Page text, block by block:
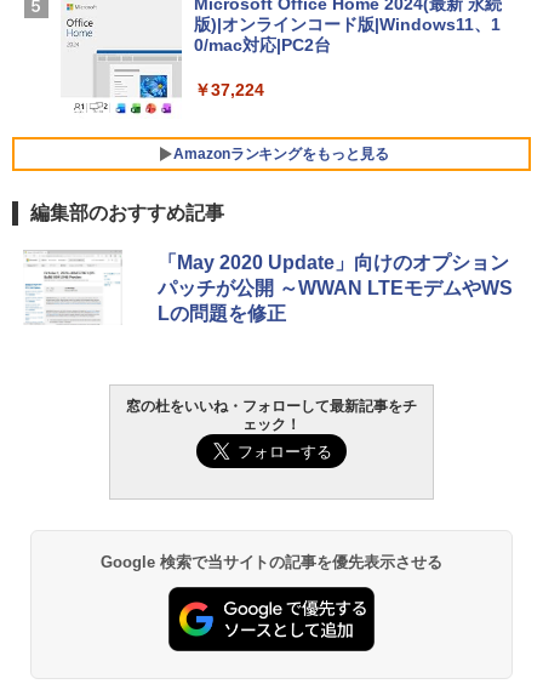
SSD インテル Core 5
￥129,800
ersonal/Copilotキー搭載/Win 11/15.6型/
Core i5/16GB/SSD 512GB/ホワイト) FM
版)|オンラインコード版|Windows11、1
0/mac対応|PC2台
￥37,224
Amazonランキングをもっと見る
生成AIパスポート公式テキスト 第４版
￥1,766
AIイラスト表現辞典: 思い通りの絵を引き
出す プロンプトの言葉 AI画像生成シリー
ズ (はぴーイラストLabo)
ClaudeCode いちばんやさしい 教科書:
方 マニュアル AI副業にもコンテンツ作成
にもKindle出版にも！ 非エンジニアのた
めのAIコーディング入門シリーズ
Amazon Kindle Paperwhite (16GB) 7イ
ンチディスプレイ、色調調節ライト、12
週間持続バッテリー、広告なし、ブラッ
ク
Amazon Kindle - 目に優しい、かさばら
ない、大きな画面で読みやすい、6週間持
続バッテリー、6インチディスプレイ電子
￥19,980
Kindle Paperwhite シグニチャーエディ
ション (32GB) 7インチディスプレイ、明
編集部のおすすめ記事
「May 2020 Update」向けのオプション
パッチが公開 ～WWAN LTEモデムやWS
Lの問題を修正
窓の杜をいいね・フォローして最新記事をチ
ェック！
Google 検索で当サイトの記事を優先表示させる